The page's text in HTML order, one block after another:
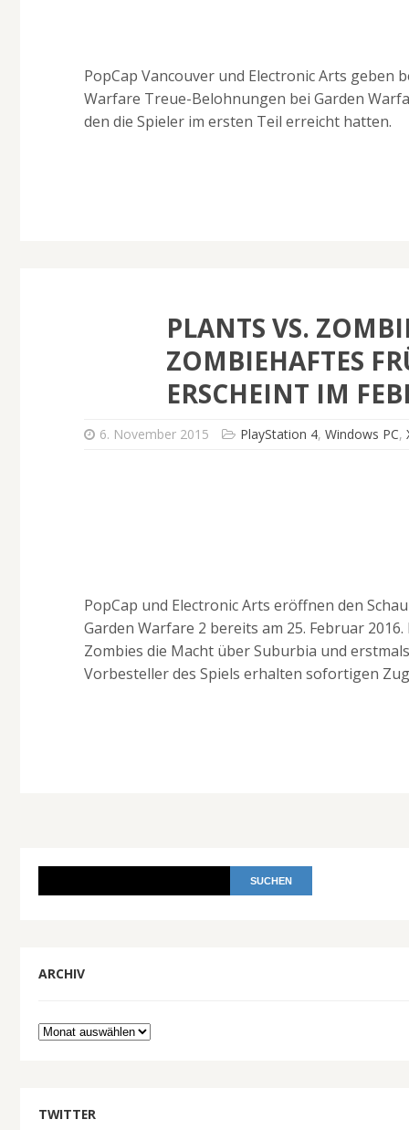
PopCap Vancouver und Electronic Arts geben
Warfare Treue-Belohnungen bei Garden
den die Spieler im ersten Teil erreicht hatten.
PLANTS VS.
ZOMBIEHAFTES
ERSCHEINT IM
6. November 2015 PlayStation 4,Windows PC,
PopCap und Electronic Arts eröffnen den
Garden Warfare 2 bereits am 25. Februar
Zombies die Macht über Suburbia und
Vorbesteller des Spiels erhalten sofortigen
ARCHIV
Archiv
TWITTER